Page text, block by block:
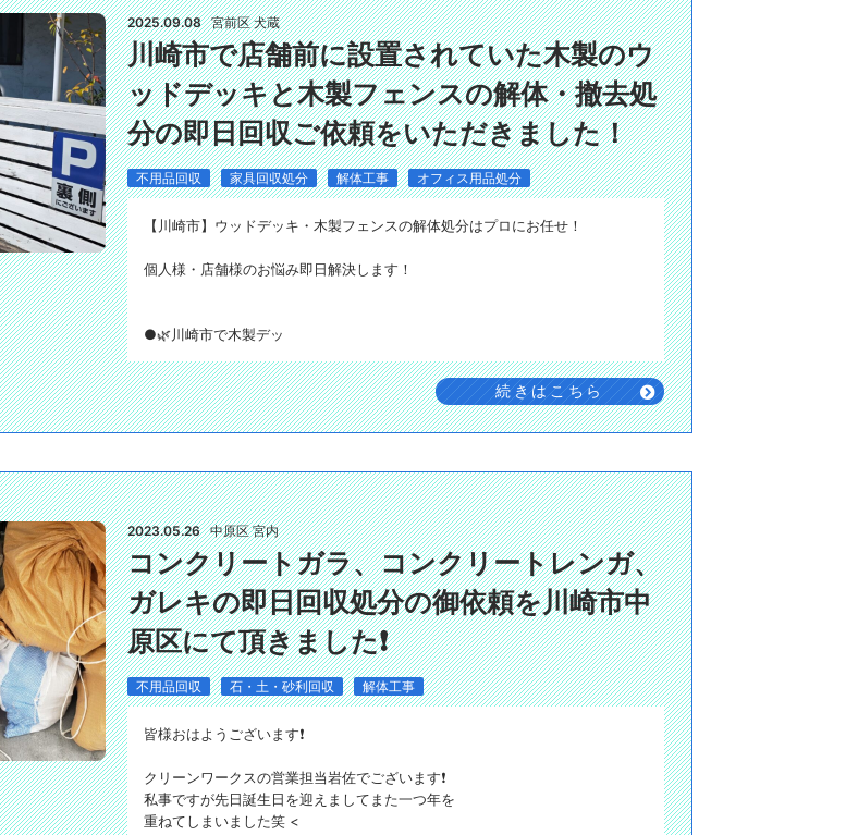
2025.09.08 宮前区 犬蔵
川崎市で店舗前に設置されていた木製のウ
ッドデッキと木製フェンスの解体・撤去処
分の即日回収ご依頼をいただきました！
不用品回収 家具回収処分 解体工事 オフィス用品処分
【川崎市】ウッドデッキ・木製フェンスの解体処分はプロにお任せ！
個人様・店舗様のお悩み即日解決します！
●🌿川崎市で木製デッ
続きはこちら
2023.05.26 中原区 宮内
コンクリートガラ、コンクリートレンガ、
ガレキの即日回収処分の御依頼を川崎市中
原区にて頂きました❗
不用品回収 石・土・砂利回収 解体工事
皆様おはようございます❗
クリーンワークスの営業担当岩佐でございます❗
私事ですが先日誕生日を迎えましてまた一つ年を
重ねてしまいました笑 <